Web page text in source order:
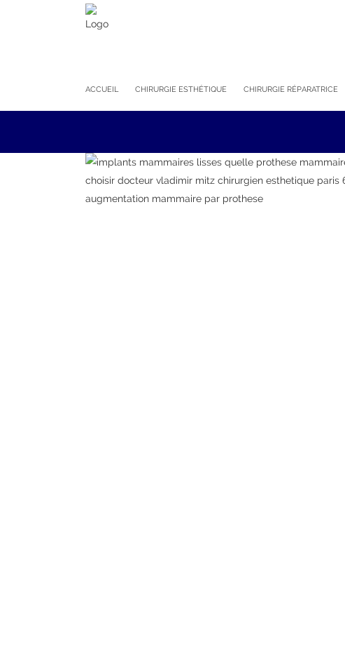
ACCUEIL CHIRURGIE ESTHÉTIQUE CHIRURGIE RÉPARATRICE